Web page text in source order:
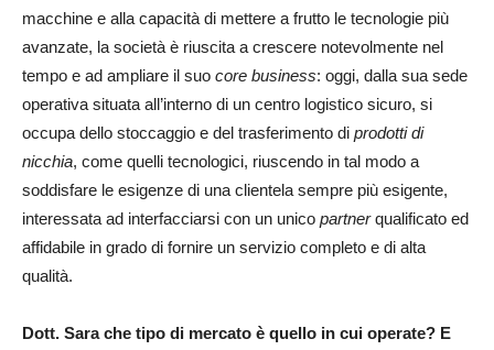
macchine e alla capacità di mettere a frutto le tecnologie più
avanzate, la società è riuscita a crescere notevolmente nel
tempo e ad ampliare il suo core business: oggi, dalla sua sede
operativa situata all’interno di un centro logistico sicuro, si
occupa dello stoccaggio e del trasferimento di prodotti di
nicchia, come quelli tecnologici, riuscendo in tal modo a
soddisfare le esigenze di una clientela sempre più esigente,
interessata ad interfacciarsi con un unico partnerqualificato ed
affidabile in grado di fornire un servizio completo e di alta
qualità.
Dott. Sarache tipo di mercato è quello in cui operate? E